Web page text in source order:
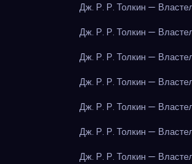
Дж. Р. Р. Толкин —
Дж. Р. Р. Толкин —
Дж. Р. Р. Толкин —
Дж. Р. Р. Толкин —
Дж. Р. Р. Толкин —
Дж. Р. Р. Толкин —
Дж. Р. Р. Толкин —